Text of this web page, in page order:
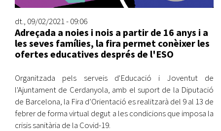
dt., 09/02/2021 - 09:06
Adreçada a noies i nois a partir de 16 anys i a
les seves famílies, la fira permet conèixer les
ofertes educatives després de l'ESO
Organitzada pels serveis d'Educació i Joventut de
l'Ajuntament de Cerdanyola, amb el suport de la Diputació
de Barcelona, la Fira d’Orientació es realitzarà del 9 al 13 de
febrer de forma virtual degut a les condicions que imposa la
crisis sanitària de la Covid-19.